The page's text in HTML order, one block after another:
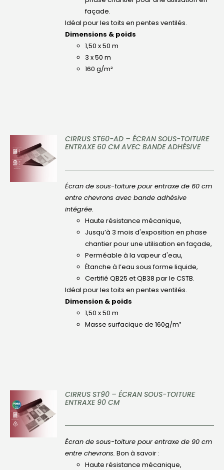
façade.
Idéal pour les toits en pentes ventilés.
Dimensions & poids
1,50 x 50 m
3 x 50 m
160 g/m²
DÉTAILS
CIRRUS ST60-AD – ÉCRAN SOUS-TOITURE
ENTRAXE 60 CM AVEC BANDE ADHÉSIVE
Écran de sous-toiture pour entraxe de 60 cm
entre chevrons avec bande adhésive
intégrée.
Haute résistance mécanique,
Jusqu’à 3 mois d'exposition en phase
chantier pour une utilisation en façade,
Perméable à la vapeur d'eau,
Étanche à l’eau sous forme liquide,
Certifié QB25 et QB38 par le CSTB.
Idéal pour les toits en pentes ventilés.
Dimension & poids
1,50 x 50 m
Masse surfacique de 160g/m²
DÉTAILS
CIRRUS ST90 – ÉCRAN SOUS-TOITURE
ENTRAXE 90 CM
Écran de sous-toiture pour entraxe de 90 cm
entre chevrons. Bon à savoir :
Haute résistance mécanique,